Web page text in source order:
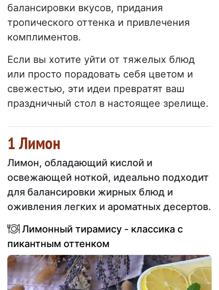
балансировки вкусов, придания
тропического оттенка и привлечения
комплиментов.
Если вы хотите уйти от тяжелых блюд
или просто порадовать себя цветом и
свежестью, эти идеи превратят ваш
праздничный стол в настоящее зрелище.
1 Лимон
Лимон, обладающий кислой и
освежающей ноткой, идеально подходит
для балансировки жирных блюд и
оживления легких и ароматных десертов.
Лимонный тирамису - классика с
пикантным оттенком